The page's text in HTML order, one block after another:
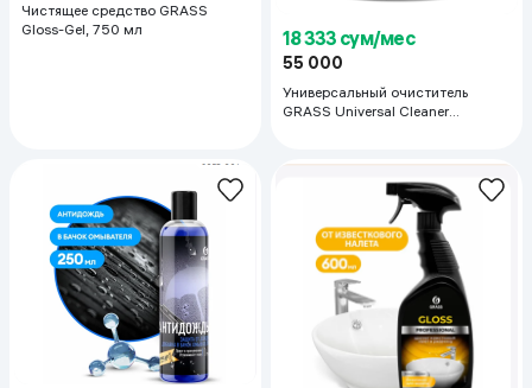
Чистящее средство GRASS
Gloss-Gel, 750 мл
18 333 сум/мес
55 000
Универсальный очиститель
GRASS Universal Cleaner